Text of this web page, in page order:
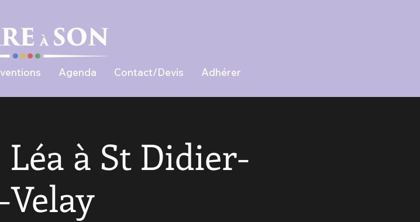
Agenda Contact/Devis Adhérer
Léa à St Didier-